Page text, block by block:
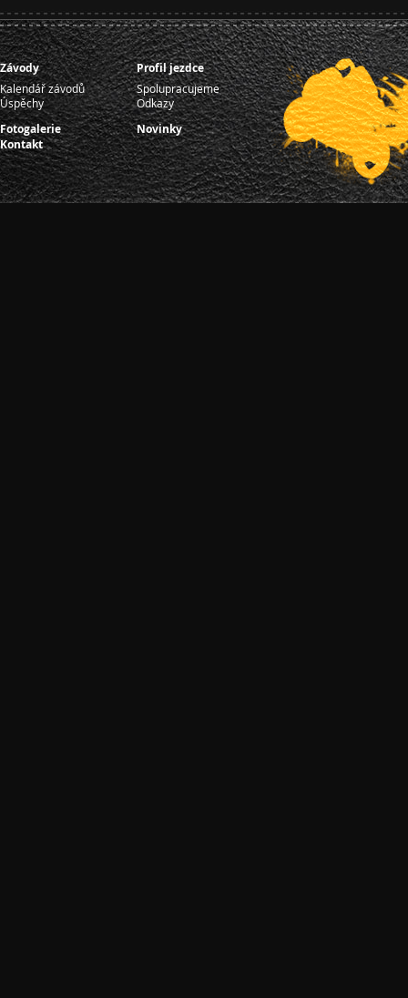
Závody
Kalendář závodů
Úspěchy
Fotogalerie
Kontakt
Profil jezdce
Spolupracujeme
Odkazy
Novinky